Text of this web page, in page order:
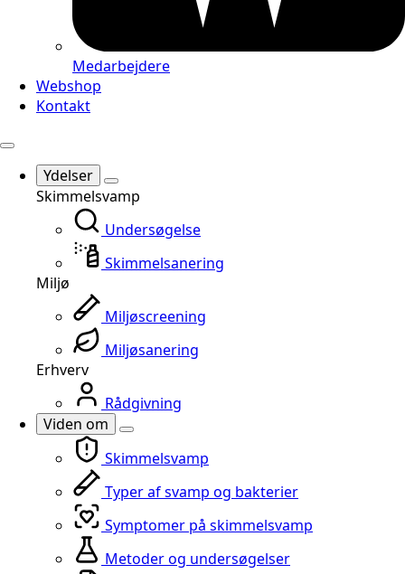
Medarbejdere
Webshop
Kontakt
Ydelser
Skimmelsvamp
Undersøgelse
Skimmelsanering
Miljø
Miljøscreening
Miljøsanering
Erhverv
Rådgivning
Viden om
Skimmelsvamp
Typer af svamp og bakterier
Symptomer på skimmelsvamp
Metoder og undersøgelser